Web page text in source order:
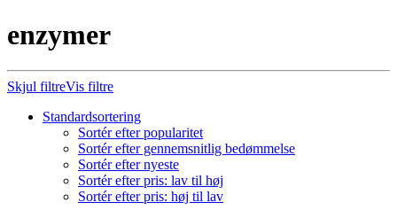
enzymer
Skjul filtreVis filtre
Standardsortering
Sortér efter popularitet
Sortér efter gennemsnitlig bedømmelse
Sortér efter nyeste
Sortér efter pris: lav til høj
Sortér efter pris: høj til lav